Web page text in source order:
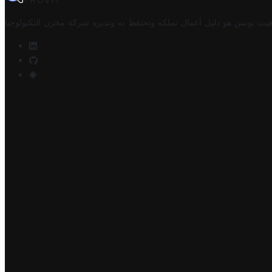
تونس هو دليل أعمال تملكه وتحتفظ به وتديره شركة مخزن التكنولوجيا